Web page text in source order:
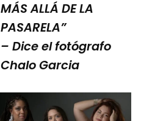
MÁS ALLÁ DE LA
PASARELA”
– Dice el fotógrafo
Chalo Garcia